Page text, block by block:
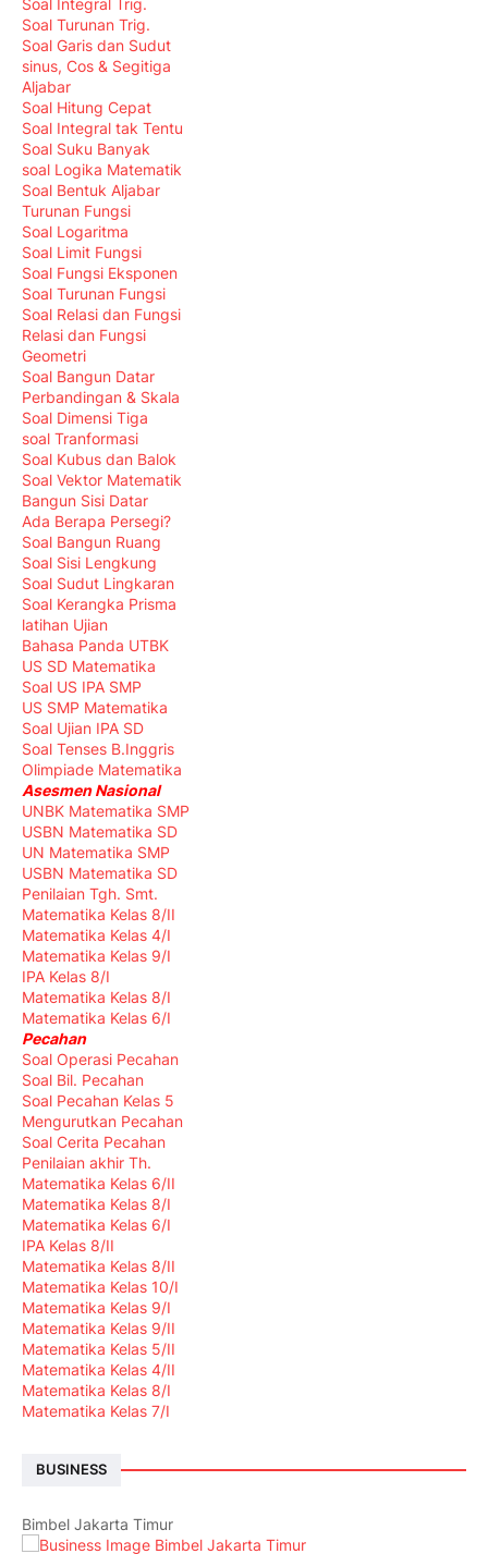
Soal Turunan Trig.
Soal Garis dan Sudut
sinus, Cos & Segitiga
Aljabar
Soal Hitung Cepat
Soal Integral tak Tentu
Soal Suku Banyak
soal Logika Matematik
Soal Bentuk Aljabar
Turunan Fungsi
Soal Logaritma
Soal Limit Fungsi
Soal Fungsi Eksponen
Soal Turunan Fungsi
Soal Relasi dan Fungsi
Relasi dan Fungsi
Geometri
Soal Bangun Datar
Perbandingan & Skala
Soal Dimensi Tiga
soal Tranformasi
Soal Kubus dan Balok
Soal Vektor Matematik
Bangun Sisi Datar
Ada Berapa Persegi?
Soal Bangun Ruang
Soal Sisi Lengkung
Soal Sudut Lingkaran
Soal Kerangka Prisma
latihan Ujian
Bahasa Panda UTBK
US SD Matematika
Soal US IPA SMP
US SMP Matematika
Soal Ujian IPA SD
Soal Tenses B.Inggris
Olimpiade Matematika
Asesmen Nasional
UNBK Matematika SMP
USBN Matematika SD
UN Matematika SMP
USBN Matematika SD
Penilaian Tgh. Smt.
Matematika Kelas 8/II
Matematika Kelas 4/I
Matematika Kelas 9/I
IPA Kelas 8/I
Matematika Kelas 8/I
Matematika Kelas 6/I
Pecahan
Soal Operasi Pecahan
Soal Bil. Pecahan
Soal Pecahan Kelas 5
Mengurutkan Pecahan
Soal Cerita Pecahan
Penilaian akhir Th.
Matematika Kelas 6/II
Matematika Kelas 8/I
Matematika Kelas 6/I
IPA Kelas 8/II
Matematika Kelas 8/II
Matematika Kelas 10/I
Matematika Kelas 9/I
Matematika Kelas 9/II
Matematika Kelas 5/II
Matematika Kelas 4/II
Matematika Kelas 8/I
Matematika Kelas 7/I
BUSINESS
Bimbel Jakarta Timur